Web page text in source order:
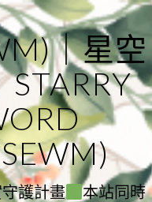
｜星空
護計畫
本站同時